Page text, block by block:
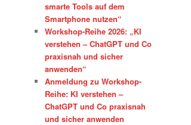
smarte Tools auf dem
Smartphone nutzen“
Workshop-Reihe 2026: „KI
verstehen – ChatGPT und Co
praxisnah und sicher
anwenden“
Anmeldung zu Workshop-
Reihe: KI verstehen –
ChatGPT und Co praxisnah
und sicher anwenden